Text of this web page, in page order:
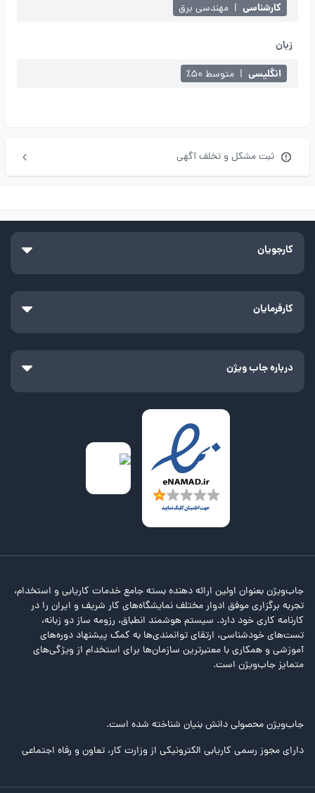
کارشناسی | مهندسی برق
زبان
انگلیسی | متوسط ۵۰٪
ثبت مشکل و تخلف آگهی
کارجویان
کارفرمایان
درباره جاب ویژن
جاب‌ویژن بعنوان اولین ارائه دهنده بسته جامع خدمات کاریابی و استخدام،
تجربه برگزاری موفق ادوار مختلف نمایشگاه‌های کار شریف و ایران را در
کارنامه کاری خود دارد. سیستم هوشمند انطباق، رزومه ساز دو زبانه،
تست‌های خودشناسی، ارتقای توانمندی‌ها به کمک پیشنهاد دوره‌های
آموزشی و همکاری با معتبرترین سازمان‌ها برای استخدام از ویژگی‌های
متمایز جاب‌ویژن است.
جاب‌ویژن محصولی دانش بنیان شناخته شده است.
دارای مجوز رسمی کاریابی الکترونیکی از وزارت کار، تعاون و رفاه اجتماعی